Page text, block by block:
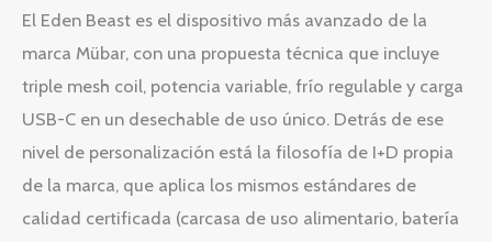
El Eden Beast es el dispositivo más avanzado de la
marca Mübar, con una propuesta técnica que incluye
triple mesh coil, potencia variable, frío regulable y carga
USB-C en un desechable de uso único. Detrás de ese
nivel de personalización está la filosofía de I+D propia
de la marca, que aplica los mismos estándares de
calidad certificada (carcasa de uso alimentario, batería